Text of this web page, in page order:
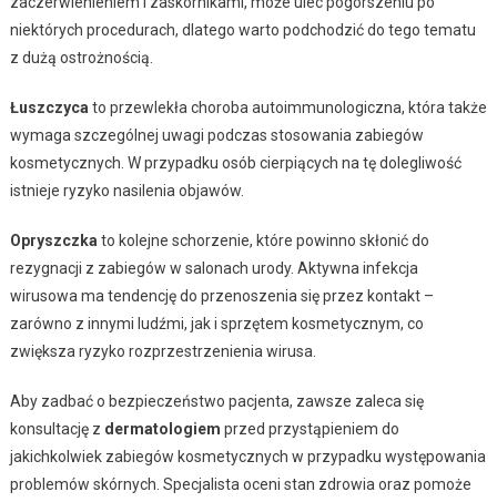
niektórych procedurach, dlatego warto podchodzić do tego tematu
z dużą ostrożnością.
Łuszczyca to przewlekła choroba autoimmunologiczna, która także
wymaga szczególnej uwagi podczas stosowania zabiegów
kosmetycznych. W przypadku osób cierpiących na tę dolegliwość
istnieje ryzyko nasilenia objawów.
Opryszczka to kolejne schorzenie, które powinno skłonić do
rezygnacji z zabiegów w salonach urody. Aktywna infekcja
wirusowa ma tendencję do przenoszenia się przez kontakt –
zarówno z innymi ludźmi, jak i sprzętem kosmetycznym, co
zwiększa ryzyko rozprzestrzenienia wirusa.
Aby zadbać o bezpieczeństwo pacjenta, zawsze zaleca się
konsultację z dermatologiem przed przystąpieniem do
jakichkolwiek zabiegów kosmetycznych w przypadku występowania
problemów skórnych. Specjalista oceni stan zdrowia oraz pomoże